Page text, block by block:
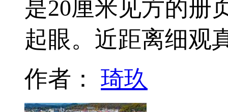
是20厘米见方的册
起眼。近距离细
作者： 琦玖